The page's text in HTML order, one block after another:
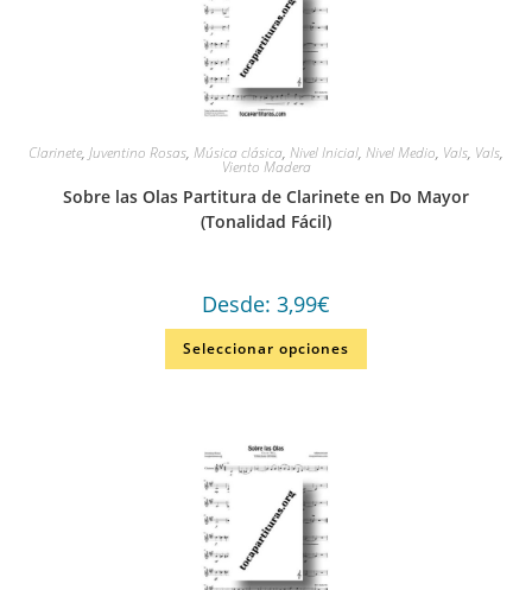
Clarinete, Juventino Rosas, Música clásica, Nivel Inicial, Nivel Medio, Vals, Vals,
Viento Madera
Sobre las Olas Partitura de Clarinete en Do Mayor
(Tonalidad Fácil)
Desde: 3,99€
Seleccionar opciones